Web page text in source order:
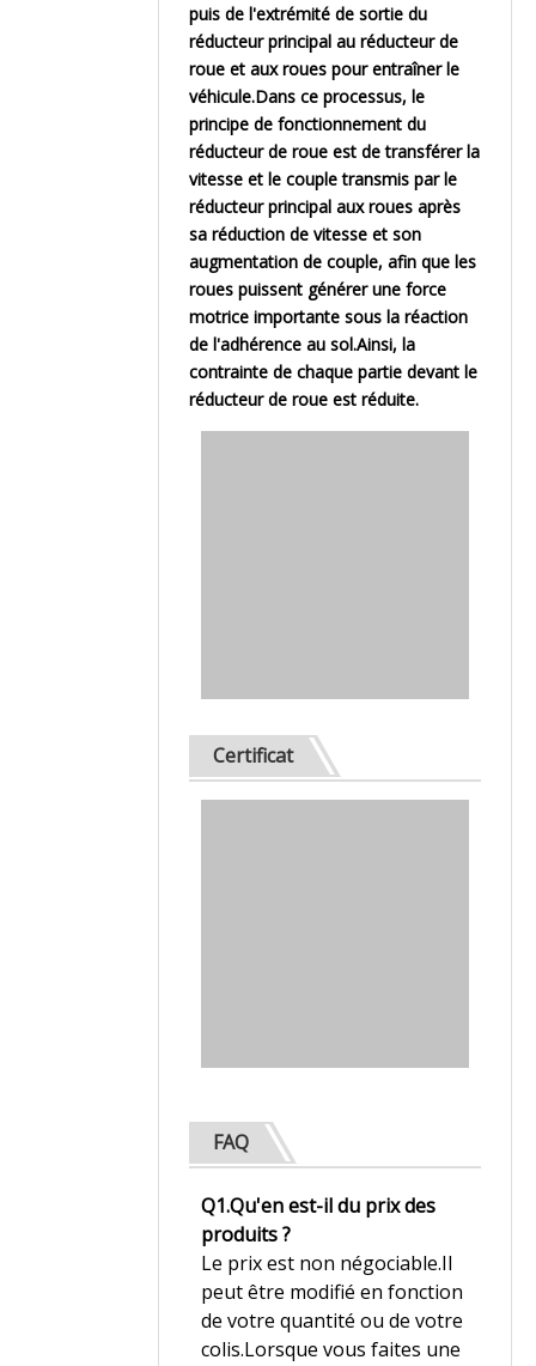
puis de l'extrémité de sortie du
réducteur principal au réducteur de
roue et aux roues pour entraîner le
véhicule.Dans ce processus, le
principe de fonctionnement du
réducteur de roue est de transférer la
vitesse et le couple transmis par le
réducteur principal aux roues après
sa réduction de vitesse et son
augmentation de couple, afin que les
roues puissent générer une force
motrice importante sous la réaction
de l'adhérence au sol.Ainsi, la
contrainte de chaque partie devant le
réducteur de roue est réduite.
Certificat
FAQ
Q1.Qu'en est-il du prix des
produits ?
Le prix est non négociable.Il
peut être modifié en fonction
de votre quantité ou de votre
colis.Lorsque vous faites une